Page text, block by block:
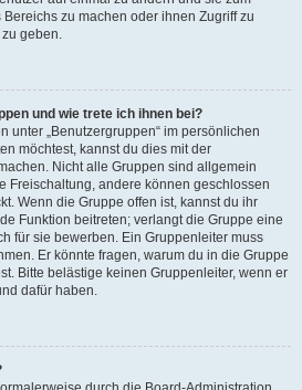
zu machen oder ihnen Zugriff zu
geben.
und wie trete ich ihnen bei?
unter „Benutzergruppen“ im persönlichen
möchtest, kannst du dies mit der
Nicht alle Gruppen sind allgemein
Freischaltung, andere können geschlossen
Wenn die Gruppe offen ist, kannst du ihr
Funktion beitreten; verlangt die Gruppe eine
für sie bewerben. Ein Gruppenleiter muss
Er könnte fragen, warum du in die Gruppe
Bitte belästige keinen Gruppenleiter, wenn er
dafür haben.